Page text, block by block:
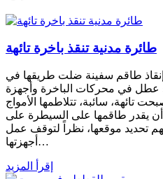
طائرة مدنية تنقذ باخرة تائهة
طاقم سفينة ضلت طريقها في
عطل في محركات الباخرة وأجهزة
تائهة، سائبة، تتلاطمها الأمواج
أن يقدر طاقمها على السيطرة على
تحديد موقعها، نظراً لتوقف عمل
أجهزتها…
إقرأ المزيد